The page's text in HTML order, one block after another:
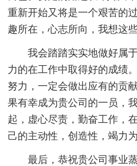
重新开始又将是一个艰苦的
趣所在，心志所向，我想这
我会踏踏实实地做好属
力的在工作中取得好的成绩
努力，一定会做出应有的贡
果有幸成为贵公司的一员，
起，虚心尽责，勤奋工作，
己的主动性，创造性，竭力
最后，恭祝贵公司事业